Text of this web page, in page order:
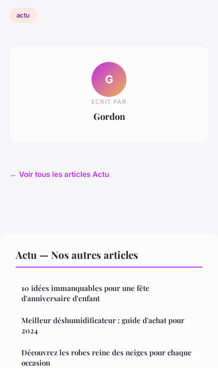
actu
G
ECRIT PAR
Gordon
← Voir tous les articles Actu
Actu — Nos autres articles
10 idées immanquables pour une fête
d'anniversaire d'enfant
Meilleur déshumidificateur : guide d'achat pour
2024
Découvrez les robes reine des neiges pour chaque
occasion